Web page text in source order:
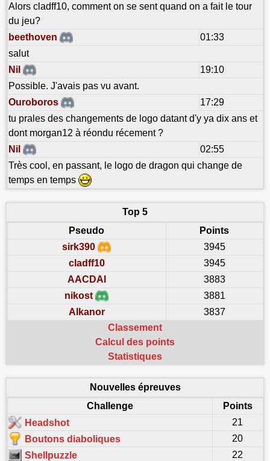
Alors cladff10, comment on se sent quand on a fait le tour
du jeu?
beethoven
01:33
salut
Nil
19:10
Possible. J'avais pas vu avant.
Ouroboros
17:29
tu prales des changements de logo datant d'y ya dix ans et
dont morgan12 à réondu récement ?
Nil
02:55
Très cool, en passant, le logo de dragon qui change de
temps en temps
Top 5
Pseudo
Points
sirk390
3945
cladff10
3945
AACDAI
3883
nikost
3881
Alkanor
3837
Classement
Calcul des points
Statistiques
Nouvelles épreuves
Challenge
Points
Headshot
21
Boutons diaboliques
20
Shellpuzzle
22